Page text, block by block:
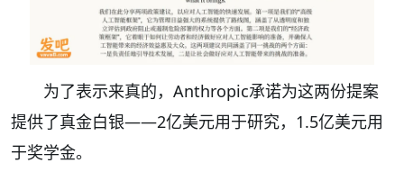
为了表示来真的，Anthropic承诺为这两份提案
提供了真金白银——2亿美元用于研究，1.5亿美元用
于奖学金。